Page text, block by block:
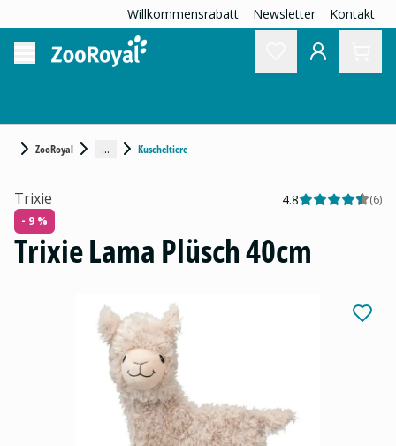
Willkommensrabatt Newsletter Kontakt
ZooRoyal ... Kuscheltiere
Trixie 4.8 (6)
- 9 %
Trixie Lama Plüsch 40cm